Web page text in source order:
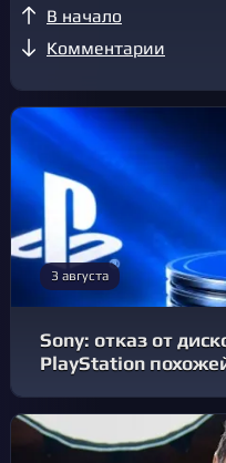
В начало
Комментарии
3 августа
Sony: отказ от
PlayStation